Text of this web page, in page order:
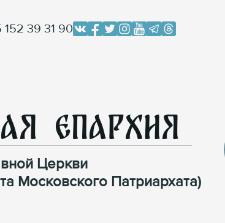
152 39 31 90
Епархия
Церкви
Московского Патриархата)